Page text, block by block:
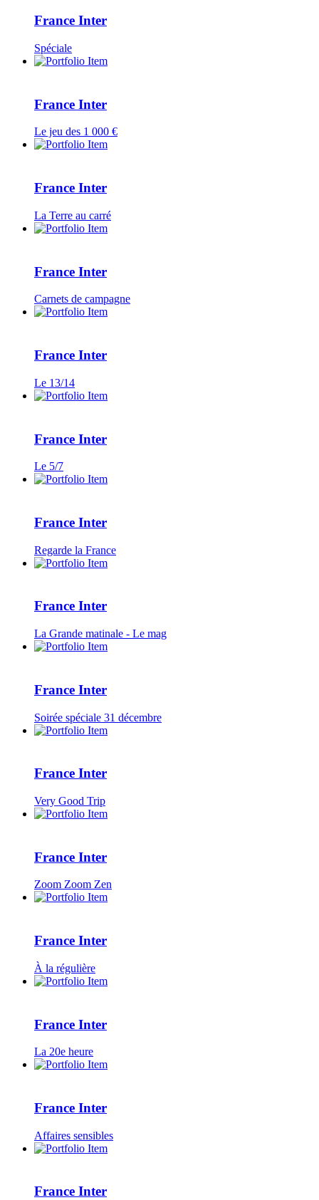
France Inter
Spéciale
France Inter
Le jeu des 1 000 €
France Inter
La Terre au carré
France Inter
Carnets de campagne
France Inter
Le 13/14
France Inter
Le 5/7
France Inter
Regarde la France
France Inter
La Grande matinale - Le mag
France Inter
Soirée spéciale 31 décembre
France Inter
Very Good Trip
France Inter
Zoom Zoom Zen
France Inter
À la régulière
France Inter
La 20e heure
France Inter
Affaires sensibles
France Inter